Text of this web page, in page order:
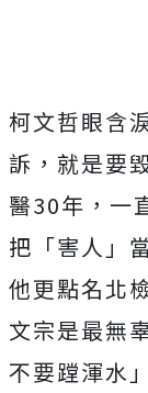
柯文哲眼含
訴，就是要
醫30年，一
把「害人」
他更點名北
文宗是最無
不要蹚渾水